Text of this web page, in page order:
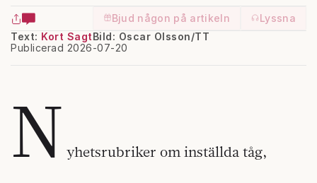
Bjud någon på artikeln
Lyssna
Text: Kort Sagt
Publicerad 2026-07-20
Bild: Oscar Olsson/TT
N yhetsrubriker om inställda tåg,